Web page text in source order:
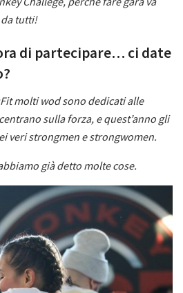
tutti!
di partecipare… ci date
molti wod sono dedicati alle
sulla forza, e quest’anno gli
veri strongmen e strongwomen.
già detto molte cose.